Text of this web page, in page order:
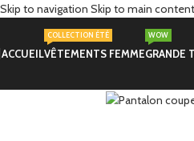
Skip to navigation Skip to main content
ACCUEILVÊTEMENTS FEMME
COLLECTION ÉTÉ
GRANDE
WOW
-30%